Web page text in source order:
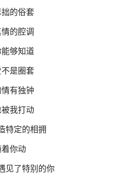
的俗套
的腔调
够知道
是圈套
有独钟
我打动
特定的相拥
你动
见了特别的你